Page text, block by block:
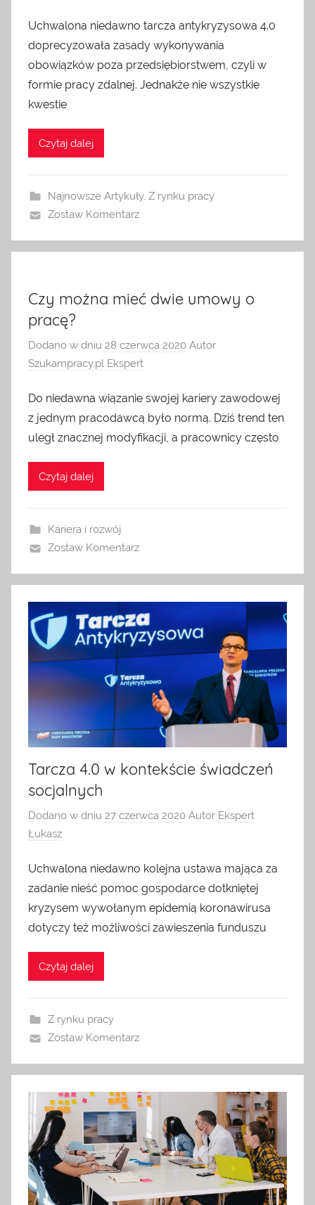
Uchwalona niedawno tarcza antykryzysowa 4.0
doprecyzowała zasady wykonywania
obowiązków poza przedsiębiorstwem, czyli w
formie pracy zdalnej. Jednakże nie wszystkie
kwestie
Czytaj dalej
Najnowsze Artykuły, Z rynku pracy
Zostaw Komentarz
Czy można mieć dwie umowy o
pracę?
Dodano w dniu 28 czerwca 2020 Autor
Szukampracy.pl Ekspert
Do niedawna wiązanie swojej kariery zawodowej
z jednym pracodawcą było normą. Dziś trend ten
uległ znacznej modyfikacji, a pracownicy często
Czytaj dalej
Kariera i rozwój
Zostaw Komentarz
Tarcza 4.0 w kontekście świadczeń
socjalnych
Dodano w dniu 27 czerwca 2020 Autor Ekspert
Łukasz
Uchwalona niedawno kolejna ustawa mająca za
zadanie nieść pomoc gospodarce dotkniętej
kryzysem wywołanym epidemią koronawirusa
dotyczy też możliwości zawieszenia funduszu
Czytaj dalej
Z rynku pracy
Zostaw Komentarz